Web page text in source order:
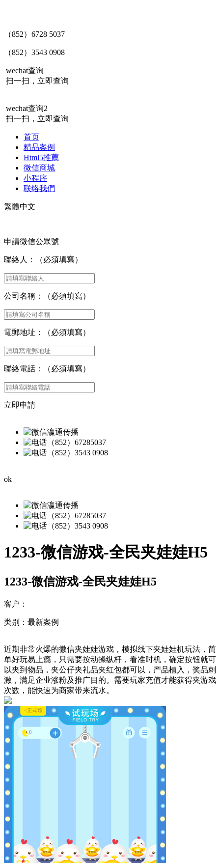
（852）6728 5037
（852）3543 0908
wechat查询
扫一扫，立即查询
wechat查询2
扫一扫，立即查询
首页
精品案例
Html5推薦
微信商城
小程序
联络我們
繁體中文
申請微信公眾號
聯絡人：（必須填寫）
公司名稱：（必須填寫）
電郵地址：（必須填寫）
聯絡電話：（必須填寫）
立即申請
瀛通传播
（852）67285037
（852）3543 0908
ok
瀛通传播
（852）67285037
（852）3543 0908
1233-微信游戏-全民夹娃娃H5
1233-微信游戏-全民夹娃娃H5
客户：
类别：最新案例
近期非常火爆的微信夹娃娃游戏，模拟线下夹娃娃机玩法，简
单好玩易上瘾，只需要按动操纵杆，看准时机，确定按钮就可
以夹到物品，夹公仔夹礼品夹红包都可以，产品植入，奖品刺
激，满足企业涨粉及推广目的。需要玩家充值才能获得夹游戏
次数，能快速为商家带来流水。